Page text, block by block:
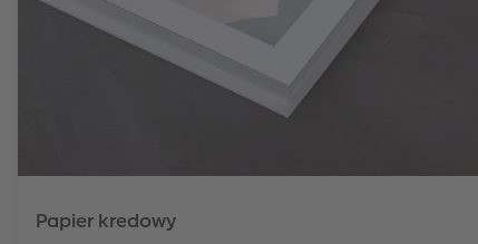
Papier kredowy